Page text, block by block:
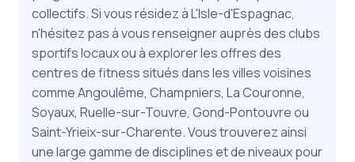
collectifs. Si vous résidez à L'Isle-d'Espagnac,
n'hésitez pas à vous renseigner auprès des clubs
sportifs locaux ou à explorer les offres des
centres de fitness situés dans les villes voisines
comme Angoulême, Champniers, La Couronne,
Soyaux, Ruelle-sur-Touvre, Gond-Pontouvre ou
Saint-Yrieix-sur-Charente. Vous trouverez ainsi
une large gamme de disciplines et de niveaux pour